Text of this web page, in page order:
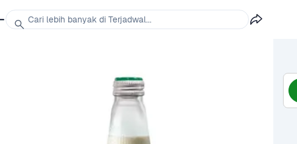
Cari lebih banyak di Terjadwal...